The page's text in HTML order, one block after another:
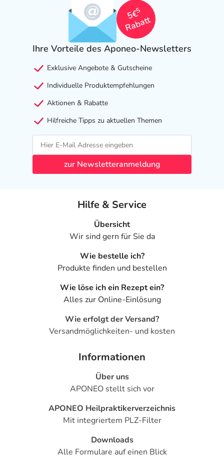
5€
5
Rabatt
Ihre Vorteile des Aponeo-Newsletters
Exklusive Angebote & Gutscheine
Individuelle Produktempfehlungen
Aktionen & Rabatte
Hilfreiche Tipps zu aktuellen Themen
zur Newsletteranmeldung
Hilfe & Service
Übersicht
Wir sind gern für Sie da
Wie bestelle ich?
Produkte finden und bestellen
Wie löse ich ein Rezept ein?
Alles zur Online-Einlösung
Wie erfolgt der Versand?
Versandmöglichkeiten- und kosten
Informationen
Über uns
APONEO stellt sich vor
APONEO Heilpraktikerverzeichnis
Mit integriertem PLZ-Filter
Downloads
Alle Formulare auf einen Blick